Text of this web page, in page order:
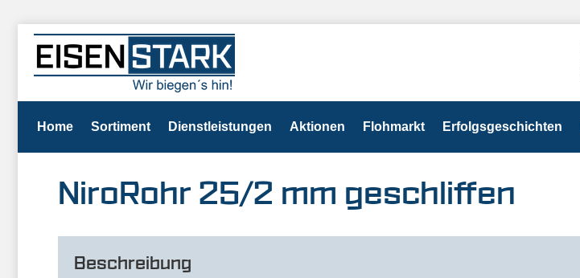
Home Sortiment Dienstleistungen Aktionen Flohmarkt Erfolgsgeschichten
NiroRohr 25/2 mm geschliffen
Beschreibung